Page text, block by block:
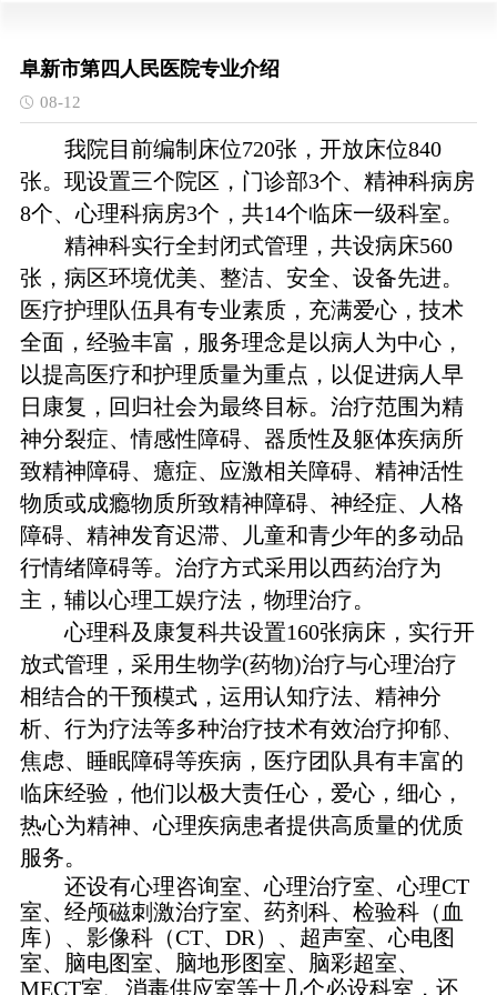
阜新市第四人民医院专业介绍
08-12
我院目前编制床位720张，开放床位840
张。现设置三个院区，门诊部3个、精神科病房
8个、心理科病房3个，共14个临床一级科室。
精神科实行全封闭式管理，共设病床560
张，病区环境优美、整洁、安全、设备先进。
医疗护理队伍具有专业素质，充满爱心，技术
全面，经验丰富，服务理念是以病人为中心，
以提高医疗和护理质量为重点，以促进病人早
日康复，回归社会为最终目标。治疗范围为精
神分裂症、情感性障碍、器质性及躯体疾病所
致精神障碍、癔症、应激相关障碍、精神活性
物质或成瘾物质所致精神障碍、神经症、人格
障碍、精神发育迟滞、儿童和青少年的多动品
行情绪障碍等。治疗方式采用以西药治疗为
主，辅以心理工娱疗法，物理治疗。
心理科及康复科共设置160张病床，实行开
放式管理，采用生物学(药物)治疗与心理治疗
相结合的干预模式，运用认知疗法、精神分
析、行为疗法等多种治疗技术有效治疗抑郁、
焦虑、睡眠障碍等疾病，医疗团队具有丰富的
临床经验，他们以极大责任心，爱心，细心，
热心为精神、心理疾病患者提供高质量的优质
服务。
还设有心理咨询室、心理治疗室、心理CT
室、经颅磁刺激治疗室、药剂科、检验科（血
库）、影像科（CT、DR）、超声室、心电图
室、脑电图室、脑地形图室、脑彩超室、
MECT室、消毒供应室等十几个必设科室，还